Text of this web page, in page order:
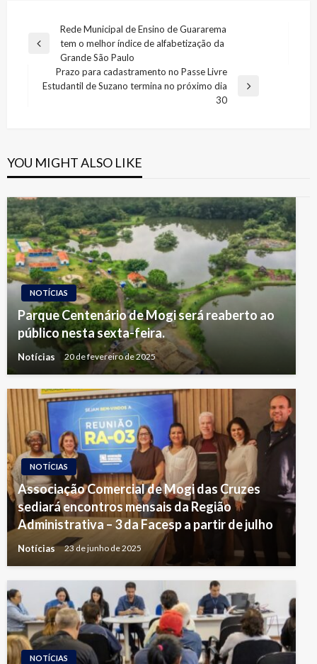
Navegação
de
Post
Previous
Rede Municipal de Ensino de Guararema
tem o melhor índice de alfabetização da
Grande São Paulo
Next
Prazo para cadastramento no Passe Livre
Estudantil de Suzano termina no próximo dia
30
YOU MIGHT ALSO LIKE
NOTÍCIAS
Parque Centenário de Mogi será reaberto ao
público nesta sexta-feira.
Notícias 20 de fevereiro de 2025
NOTÍCIAS
Associação Comercial de Mogi das Cruzes
sediará encontros mensais da Região
Administrativa – 3 da Facesp a partir de julho
Notícias 23 de junho de 2025
NOTÍCIAS